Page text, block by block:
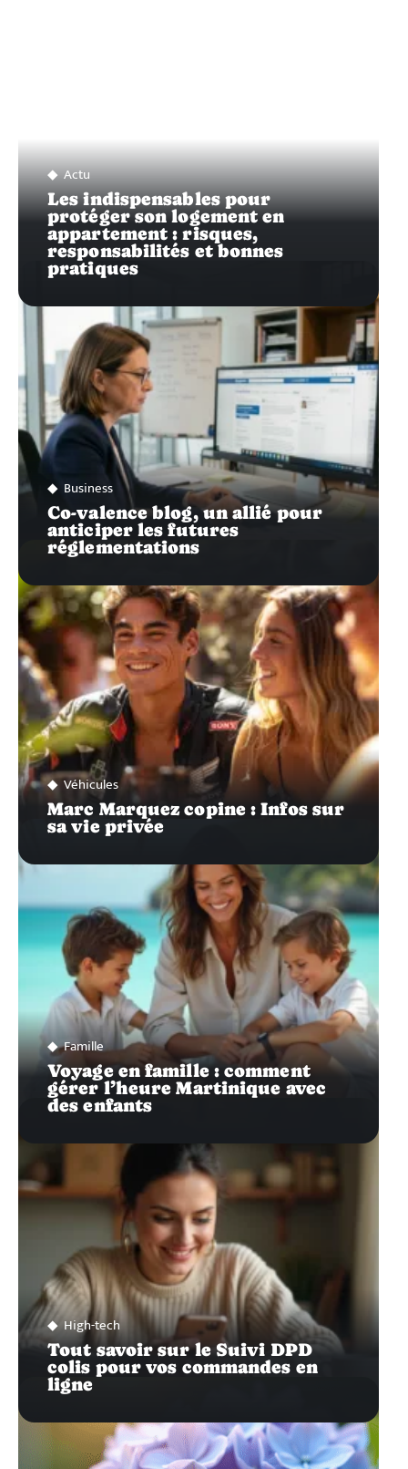
Actu
Les indispensables pour
protéger son logement en
appartement : risques,
responsabilités et bonnes
pratiques
Business
Co-valence blog, un allié pour
anticiper les futures
réglementations
Véhicules
Marc Marquez copine : Infos sur
sa vie privée
Famille
Voyage en famille : comment
gérer l’heure Martinique avec
des enfants
High-tech
Tout savoir sur le Suivi DPD
colis pour vos commandes en
ligne